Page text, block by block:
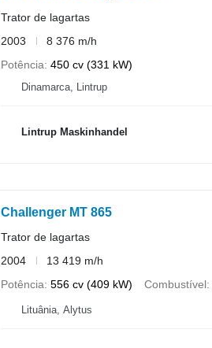
Trator de lagartas
2003
8 376 m/h
Potência 450 cv (331 kW)
Dinamarca, Lintrup
Lintrup Maskinhandel
Challenger MT 865
Trator de lagartas
2004
13 419 m/h
Potência 556 cv (409 kW) Combustível
Lituânia, Alytus